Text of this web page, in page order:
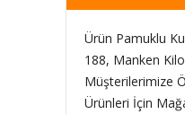
Ürün Pamuklu
188, Manken
Müşterilerimize
Ürünleri İçin